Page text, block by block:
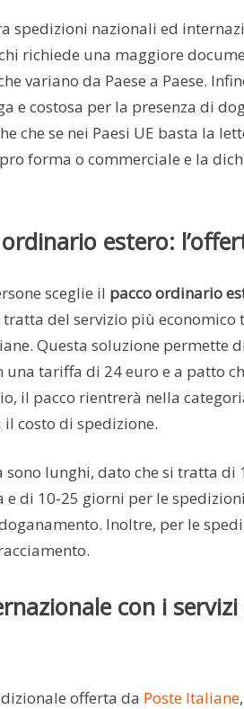
spedizioni nazionali ed
richiede una maggiore
variano da Paese a Paese.
e costosa per la presenza di
che se nei Paesi UE basta la
forma o commerciale e la
estero:
sceglie il pacco ordinario
tratta del servizio più economico
Questa soluzione permette
una tariffa di 24 euro e a patto
il pacco rientrerà nella
costo di spedizione.
sono lunghi, dato che si tratta
e di 10-25 giorni per le
Inoltre, per le
con i
offerta da Poste Italiane